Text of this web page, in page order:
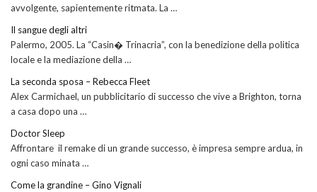
avvolgente, sapientemente ritmata. La …
Il sangue degli altri
Palermo, 2005. La “Casin� Trinacria”, con la benedizione della politica
locale e la mediazione della …
La seconda sposa – Rebecca Fleet
Alex Carmichael, un pubblicitario di successo che vive a Brighton, torna
a casa dopo una …
Doctor Sleep
Affrontare il remake di un grande successo, è impresa sempre ardua, in
ogni caso minata …
Come la grandine – Gino Vignali